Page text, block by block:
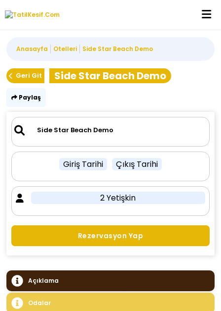
Anasayfa Otelleri Side Star Beach Demo
Geri Git Side Star Beach Demo
Paylaş
Giriş Tarihi Çıkış Tarihi
2 Yetişkin
Rezervasyon Yap
Açıklama
Odalar